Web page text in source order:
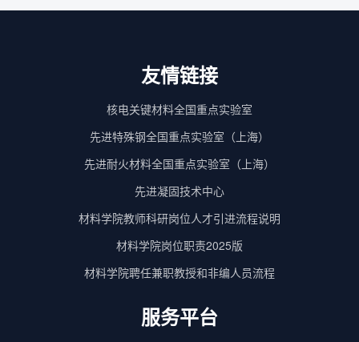
友情链接
核电关键材料全国重点实验室
先进特殊钢全国重点实验室（上海）
先进耐火材料全国重点实验室（上海）
先进凝固技术中心
材料学院教师科研岗位人才引进流程说明
材料学院岗位职责2025版
材料学院聘任兼职教授和非编人员流程
服务平台